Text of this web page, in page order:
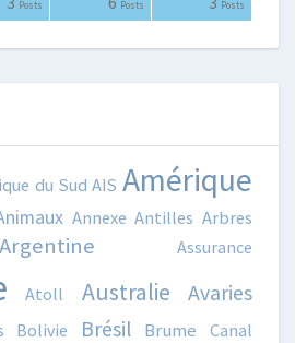
Posts Posts Posts
du Sud AIS Amérique
Annexe Antilles Arbres
Argentine Assurance
Atoll Australie Avaries
Bolivie Brésil Brume Canal